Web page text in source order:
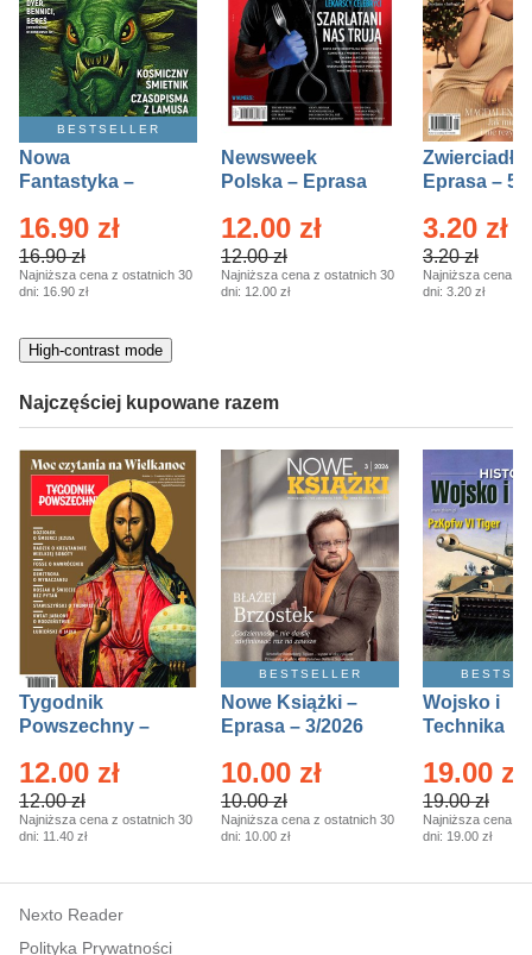
BESTSELLER
Nowa
Fantastyka –
16.90 zł
16.90 zł
Najniższa cena z ostatnich 30
dni: 16.90 zł
Newsweek
Polska – Eprasa
12.00 zł
12.00 zł
Najniższa cena z ostatnich 30
dni: 12.00 zł
Zwierciadło
Eprasa – 5/
3.20 zł
3.20 zł
Najniższa cena z
dni: 3.20 zł
High-contrast mode
Najczęściej kupowane razem
Tygodnik
Powszechny –
12.00 zł
12.00 zł
Najniższa cena z ostatnich 30
dni: 11.40 zł
BESTSELLER
Nowe Książki –
Eprasa – 3/2026
10.00 zł
10.00 zł
Najniższa cena z ostatnich 30
dni: 10.00 zł
Wojsko i
Technika
– 2/2026
19.00 zł
19.00 zł
Najniższa cena z
dni: 19.00 zł
Nexto Reader
Polityka Prywatności